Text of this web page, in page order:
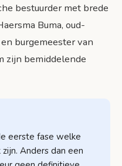
bestuurder met brede
Buma, oud-
burgemeester van
zijn bemiddelende
eerste fase welke
Anders dan een